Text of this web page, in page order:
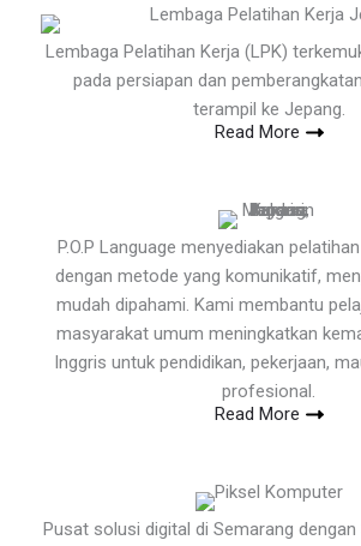
Lembaga Pelatihan Kerja (LPK)
pada persiapan dan
terampil ke Jepang.
Read More
P.O.P Language menyediakan
dengan metode yang komunikatif,
mudah dipahami. Kami membantu
masyarakat umum meningkatkan
Inggris untuk pendidikan, pekerjaan,
profesional.
Read More
Pusat solusi digital di Semarang dengan